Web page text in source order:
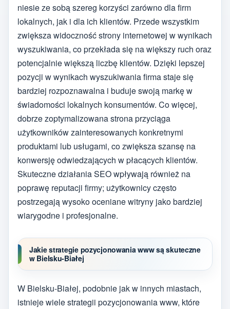
niesie ze sobą szereg korzyści zarówno dla firm
lokalnych, jak i dla ich klientów. Przede wszystkim
zwiększa widoczność strony internetowej w wynikach
wyszukiwania, co przekłada się na większy ruch oraz
potencjalnie większą liczbę klientów. Dzięki lepszej
pozycji w wynikach wyszukiwania firma staje się
bardziej rozpoznawalna i buduje swoją markę w
świadomości lokalnych konsumentów. Co więcej,
dobrze zoptymalizowana strona przyciąga
użytkowników zainteresowanych konkretnymi
produktami lub usługami, co zwiększa szansę na
konwersję odwiedzających w płacących klientów.
Skuteczne działania SEO wpływają również na
poprawę reputacji firmy; użytkownicy często
postrzegają wysoko oceniane witryny jako bardziej
wiarygodne i profesjonalne.
Jakie strategie pozycjonowania www są skuteczne
w Bielsku-Białej
W Bielsku-Białej, podobnie jak w innych miastach,
istnieje wiele strategii pozycjonowania www, które